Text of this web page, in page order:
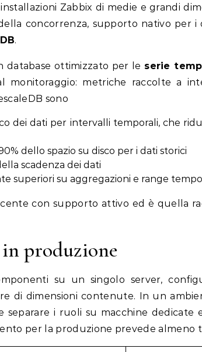
Zabbix di medie e grandi
concorrenza, supporto nativo per i
.
database ottimizzato per le serie
monitoraggio: metriche raccolte a
sono
dei dati per intervalli temporali, che
dello spazio su disco per i dati storici
scadenza dei dati
superiori su aggregazioni e range
con supporto attivo ed è quella
produzione
su un singolo server,
di dimensioni contenute. In un
separare i ruoli su macchine dedicate
per la produzione prevede almeno